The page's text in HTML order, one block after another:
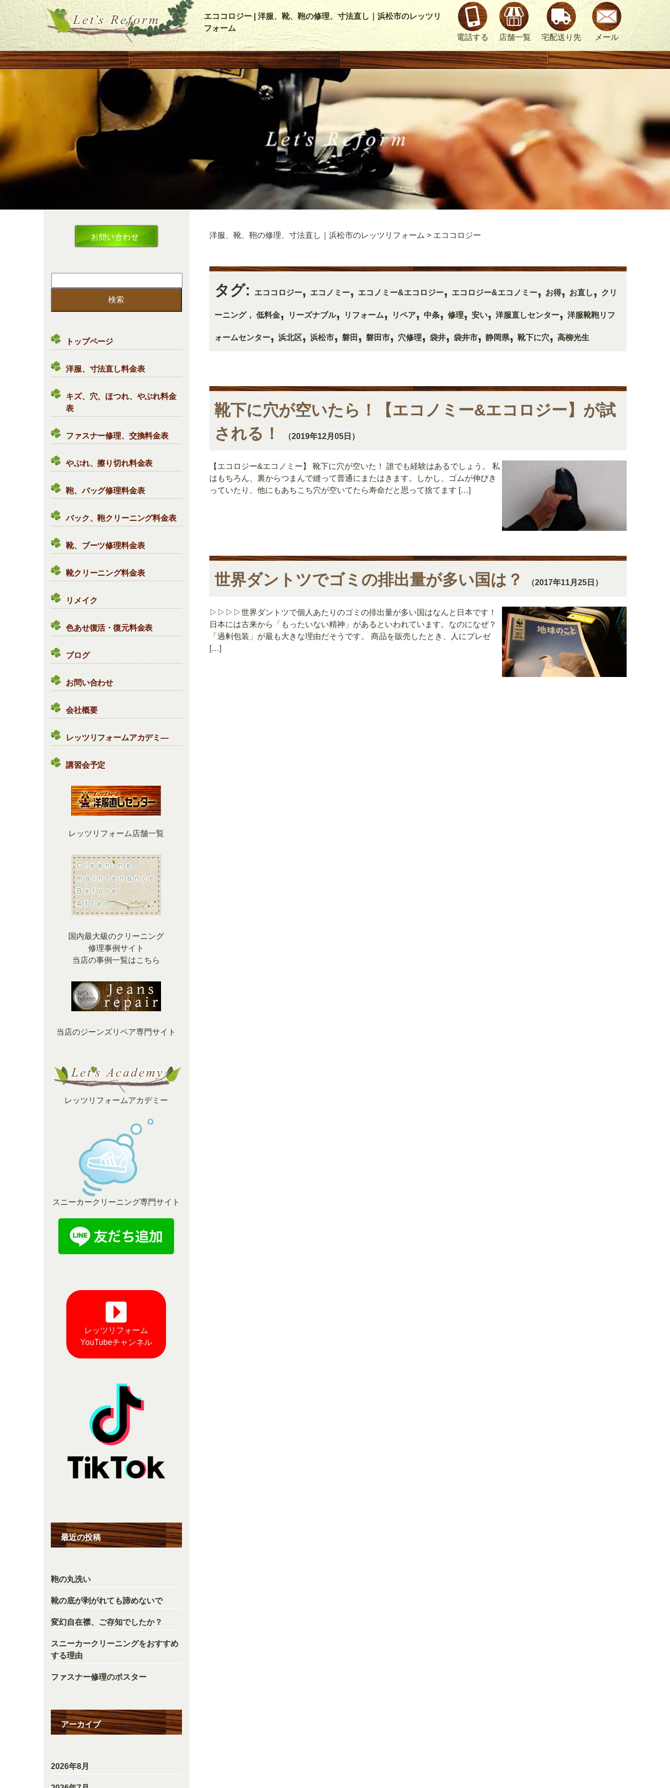
エココロジー | 洋服、靴、鞄の修理、寸法直し｜浜松市のレッツリ
フォーム
電話する
店舗一覧 宅配送り先 メール
索:
トップページ
洋服、寸法直し料金表
キズ、穴、ほつれ、やぶれ料金
表
ファスナー修理、交換料金表
やぶれ、擦り切れ料金表
鞄、バッグ修理料金表
バック、鞄クリーニング料金表
靴、ブーツ修理料金表
靴クリーニング料金表
リメイク
色あせ復活・復元料金表
ブログ
お問い合わせ
会社概要
レッツリフォームアカデミ―
講習会予定
レッツリフォーム店舗一覧
国内最大級のクリーニング
修理事例サイト
当店の事例一覧はこちら
当店のジーンズリペア専門サイト
レッツリフォームアカデミー
スニーカークリーニング専門サイト
レッツリフォーム
YouTubeチャンネル
最近の投稿
鞄の丸洗い
靴の底が剥がれても諦めないで
変幻自在襟、ご存知でしたか？
スニーカークリーニングをおすすめ
する理由
ファスナー修理のポスター
アーカイブ
2026年8月
洋服、靴、鞄の修理、寸法直し｜浜松市のレッツリフォーム > エココロジー
タグ: エココロジー, エコノミー, エコノミー&エコロジー, エコロジー&エコノミー, お得, お直し , クリ
ーニング， 低料金, リーズナブル, リフォーム, リペア, 中条, 修理, 安い, 洋服直しセンター, 洋服靴鞄リフ
ォームセンター, 浜北区, 浜松市, 磐田 , 磐田市, 穴修理, 袋井, 袋井市, 静岡県, 靴下に穴, 高柳光生
靴下に穴が空いたら！【エコノミー&エコロジー】が試
される！
（2019年12月05日）
【エコロジー&エコノミー】 靴下に穴が空いた！ 誰でも経験はあるでしょう。 私
はもちろん、裏からつまんで縫って普通にまたはきます。しかし、ゴムが伸びき
っていたり、他にもあちこち穴が空いてたら寿命だと思って捨てます […]
世界ダントツでゴミの排出量が多い国は？ （2017年11月25日）
▷▷▷▷世界ダントツで個人あたりのゴミの排出量が多い国はなんと日本です！
日本には古来から「もったいない精神」があるといわれています。なのになぜ？
「過剰包装」が最も大きな理由だそうです。 商品を販売したとき、人にプレゼ
[…]